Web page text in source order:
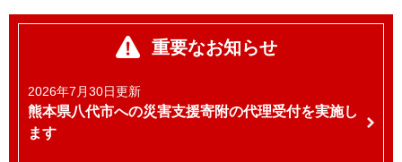
重要なお知らせ
2026年7月30日更新
熊本県八代市への災害支援寄附の代理受付を実施し
ます